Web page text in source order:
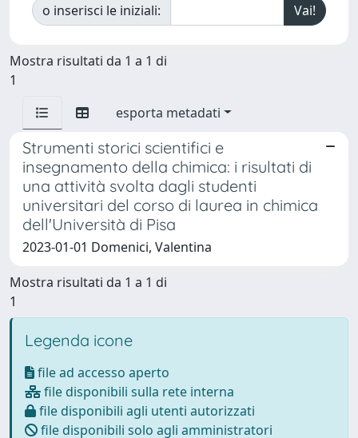
o inserisci le iniziali:
Mostra risultati da 1 a 1 di
1
esporta metadati
Strumenti storici scientifici e
insegnamento della chimica: i risultati di
una attività svolta dagli studenti
universitari del corso di laurea in chimica
dell'Università di Pisa
2023-01-01 Domenici, Valentina
Mostra risultati da 1 a 1 di
1
Legenda icone
file ad accesso aperto
file disponibili sulla rete interna
file disponibili agli utenti autorizzati
file disponibili solo agli amministratori